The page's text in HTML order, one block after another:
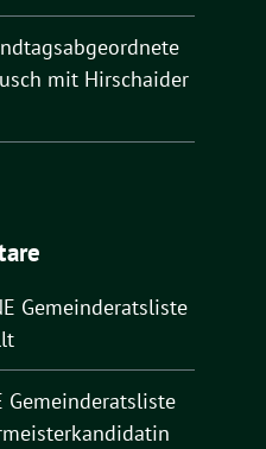
mit Hirschaider
Gemeinderatsliste
Gemeinderatsliste